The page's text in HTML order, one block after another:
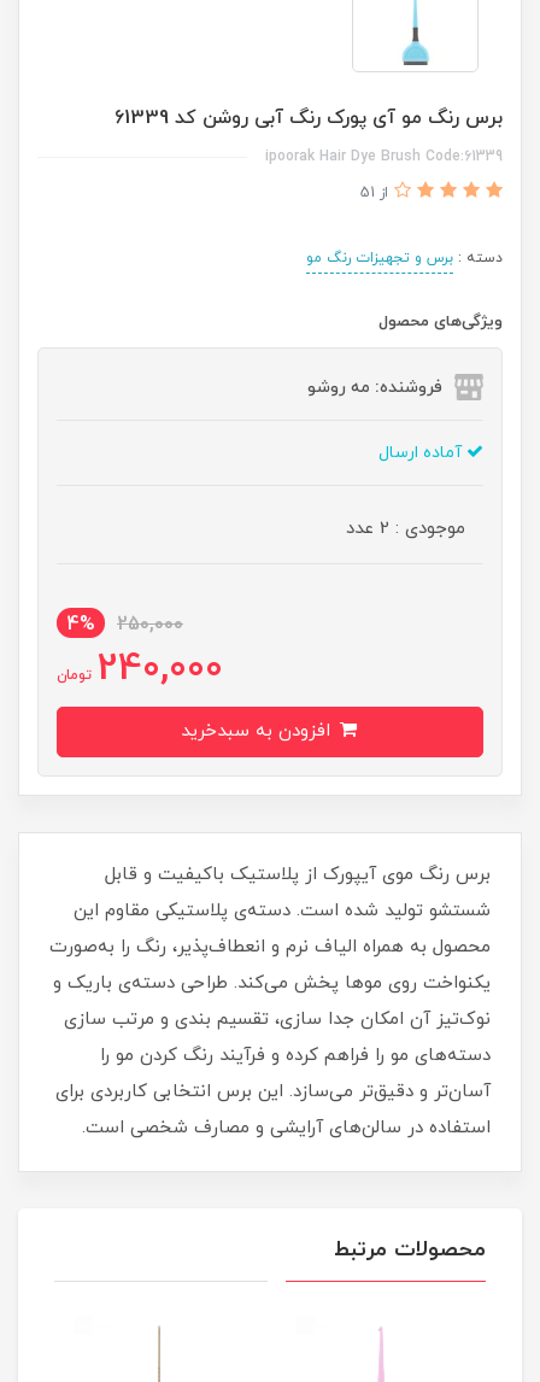
برس رنگ مو آی پورک رنگ آبی روشن کد 61339
ipoorak Hair Dye Brush Code:61339
از 51
دسته : برس و تجهیزات رنگ مو
ویژگی‌های محصول
فروشنده: مه رو‌شو
آماده ارسال
موجودی : 2 عدد
250,000
4%
240,000 تومان
برس رنگ موی آیپورک از پلاستیک باکیفیت و قابل
شستشو تولید شده است. دسته‌ی پلاستیکی مقاوم این
محصول به همراه الیاف نرم و انعطاف‌پذیر، رنگ را به‌صورت
یکنواخت روی موها پخش می‌کند. طراحی دسته‌ی باریک و
نوک‌تیز آن امکان جدا سازی، تقسیم‌ بندی و مرتب‌ سازی
دسته‌های مو را فراهم کرده و فرآیند رنگ کردن مو را
آسان‌تر و دقیق‌تر می‌سازد. این برس انتخابی کاربردی برای
استفاده در سالن‌های آرایشی و مصارف شخصی است.
محصولات مرتبط